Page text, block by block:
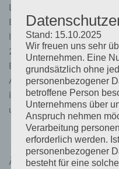
Ladegerät entweder 30A
Batteriebänke
liefert 3A an die
24V-Modelle sind mit
Bluetooth-fähig, können
Alarme direkt von Ihrem
intelligente, dynamische
unten.
ÄHNLICHE PRODUKTE
Stand: 15.10.2025
Wir freuen uns sehr
Unternehmen. Eine
grundsätzlich ohne
personenbezogener
betroffene Person
Unternehmens über
Anspruch nehmen
Verarbeitung
erforderlich werden.
personenbezogener
besteht für eine